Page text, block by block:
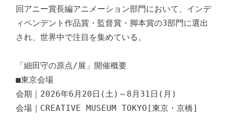
回アニー賞長編アニメーション部門において、インデ
ィペンデント作品賞・監督賞・脚本賞の3部門に選出
され、世界中で注目を集めている。
「細田守の原点/展」開催概要
■東京会場
会期｜2026年6月20日(土)～8月31日(月)